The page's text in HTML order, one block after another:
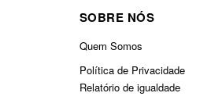
SOBRE NÓS
Quem Somos
Política de Privacidade
Relatório de igualdade